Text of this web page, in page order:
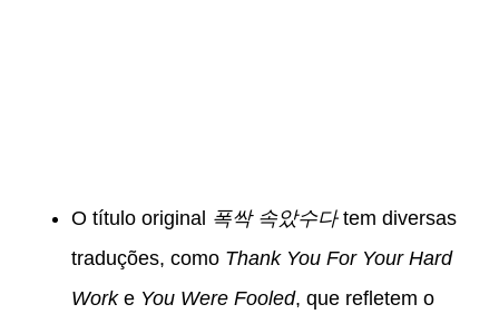
O título original 폭싹 속았수다tem diversas
traduções, como Thank You For Your Hard
Worke You Were Fooled, que refletem o